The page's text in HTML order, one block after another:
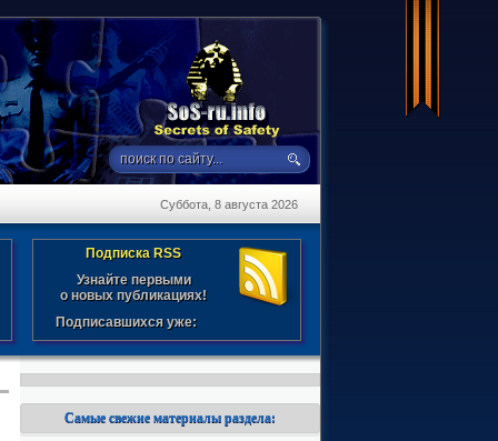
Подписка RSS
Узнайте первыми
о новых публикациях!
Подписавшихся уже:
Самые свежие материалы раздела:
Суббота, 8 августа 2026